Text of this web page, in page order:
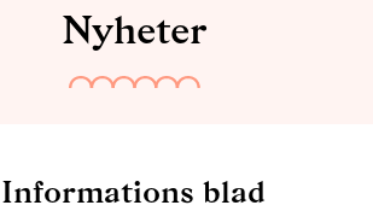
Nyheter
Informations blad